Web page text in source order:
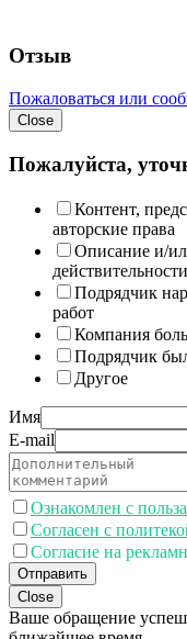
Отзыв
Пожаловаться или
Close
Пожалуйста,
Контент,
авторские права
Описание и/
действительности
Подрядчик
работ
Компания
Подрядчик
Другое
Имя
E-mail
Ознакомлен с
Согласен с
Согласие на
Отправить
Close
Ваше обращение